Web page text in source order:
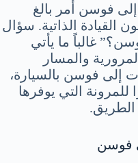
فوسن أمر بالغ
القيادة الذاتية. سؤال
غالباً ما يأتي
والمسار
إلى فوسن بالسيارة،
للمرونة التي يوفرها
الطريق.
فوسن